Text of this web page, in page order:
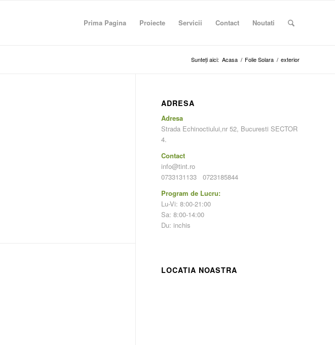
Prima Pagina Proiecte Servicii Contact Noutati
Sunteți aici: Acasa / Folie Solara / exterior
ADRESA
Adresa
Strada Echinoctiului,nr 52, Bucuresti SECTOR
4.
Contact
info@tint.ro
0733131133
0723185844
Program de Lucru:
Lu-Vi: 8:00-21:00
Sa: 8:00-14:00
Du: inchis
LOCATIA NOASTRA